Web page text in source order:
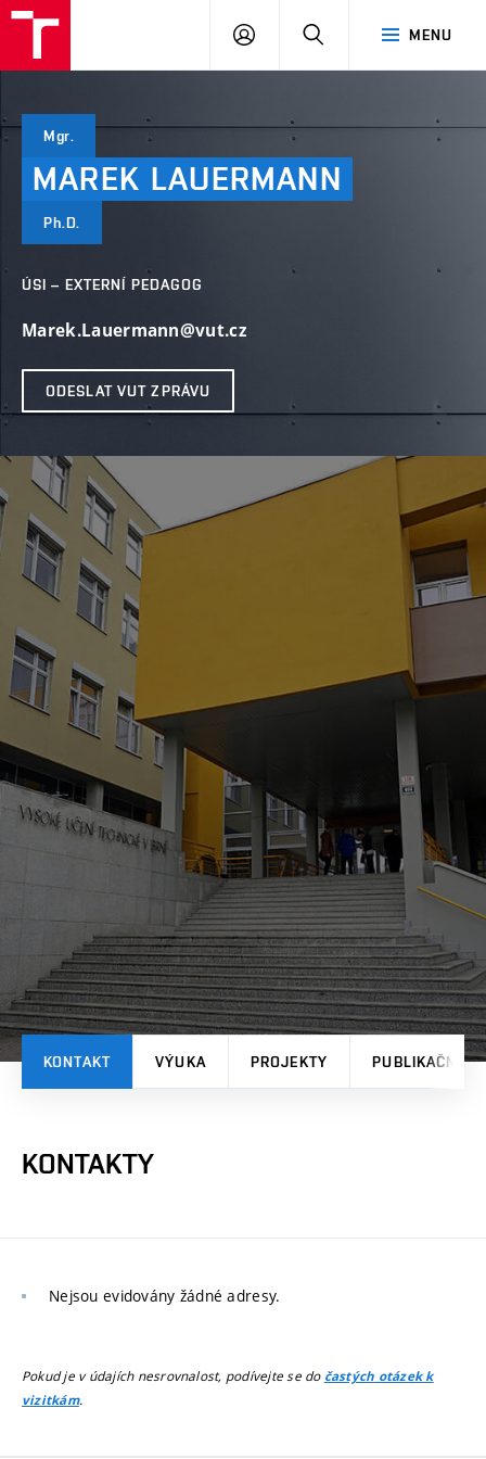
MENU
PŘIHLÁSIT
Mgr.
MAREK LAUERMANN
Ph.D.
ÚSI – EXTERNÍ PEDAGOG
Marek.Lauermann@vut.cz
ODESLAT VUT ZPRÁVU
KONTAKT VÝUKA PROJEKTY PUBLIKAČNÍ
KONTAKTY
Nejsou evidovány žádné adresy.
Pokud je v údajích nesrovnalost, podívejte se do častých otázek k
vizitkám.